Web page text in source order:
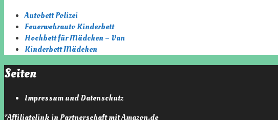
Autobett Polizei
Feuerwehrauto Kinderbett
Hochbett für Mädchen – Van
Kinderbett Mädchen
Seiten
Impressum und Datenschutz
*Affiliatelink in Partnerschaft mit Amazon.de